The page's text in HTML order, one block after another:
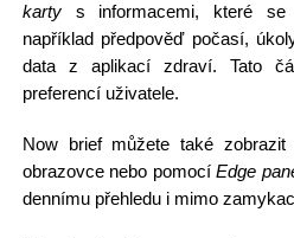
kartys informacemi, které se
například předpověď počasí,
data z aplikací zdraví. Tato
preferencí uživatele.
Now brief můžete také
obrazovce nebo pomocíEdge
dennímu přehledu i mimo